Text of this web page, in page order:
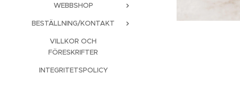
WEBBSHOP
BESTÄLLNING/KONTAKT
VILLKOR OCH
FÖRESKRIFTER
INTEGRITETSPOLICY